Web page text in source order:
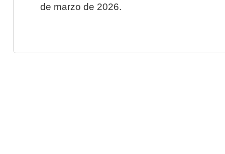
de marzo de 2026.